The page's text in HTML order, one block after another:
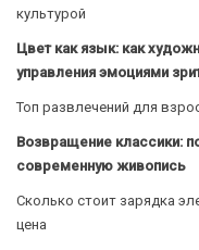
культурой
Цвет как язык: как
управления эмоциями
Топ развлечений для
Возвращение классики:
современную живопись
Сколько стоит зарядка
цена